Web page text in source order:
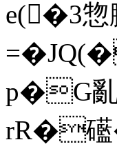
e(�3
=
p�G亂
rR�礷